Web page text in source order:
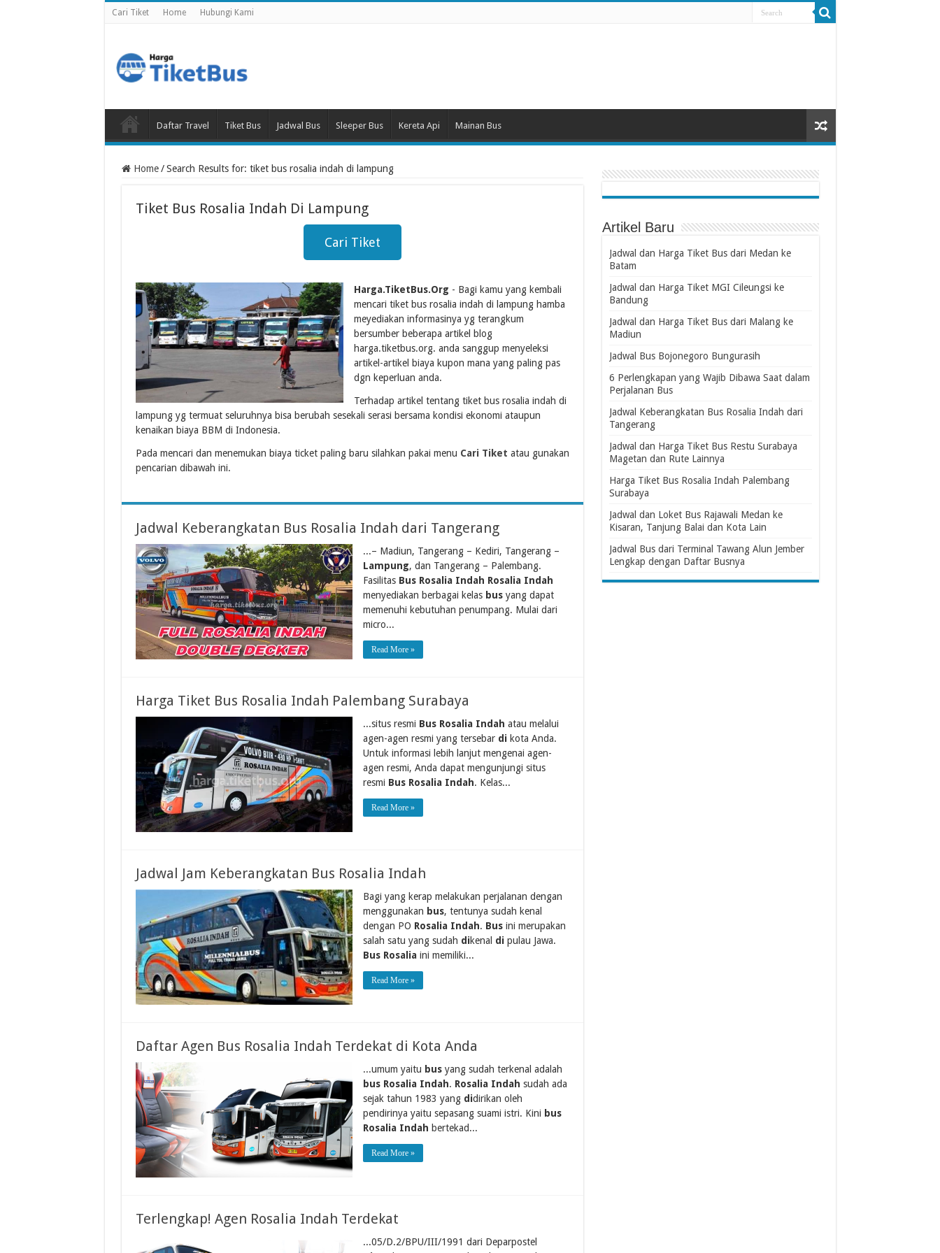
Cari Tiket Home Hubungi Kami
Daftar Travel Tiket Bus Jadwal Bus Sleeper Bus Kereta Api Mainan Bus
Home / Search Results for: tiket bus rosalia indah di lampung
Tiket Bus Rosalia Indah Di Lampung
Cari Tiket
Harga.TiketBus.Org - Bagi kamu yang kembali
mencari tiket bus rosalia indah di lampung hamba
meyediakan informasinya yg terangkum
bersumber beberapa artikel blog
harga.tiketbus.org. anda sanggup menyeleksi
artikel-artikel biaya kupon mana yang paling pas
dgn keperluan anda.
Terhadap artikel tentang tiket bus rosalia indah di
lampung yg termuat seluruhnya bisa berubah sesekali serasi bersama kondisi ekonomi ataupun
kenaikan biaya BBM di Indonesia.
Pada mencari dan menemukan biaya ticket paling baru silahkan pakai menu Cari Tiket atau gunakan
pencarian dibawah ini.
Jadwal Keberangkatan Bus Rosalia Indah dari Tangerang
...– Madiun, Tangerang – Kediri, Tangerang –
Lampung, dan Tangerang – Palembang.
Fasilitas Bus Rosalia Indah Rosalia Indah
menyediakan berbagai kelas busyang dapat
memenuhi kebutuhan penumpang. Mulai dari
micro...
Read More »
Harga Tiket Bus Rosalia Indah Palembang Surabaya
...situs resmi Bus Rosalia Indah atau melalui
agen-agen resmi yang tersebar dikota Anda.
Untuk informasi lebih lanjut mengenai agen-
agen resmi, Anda dapat mengunjungi situs
resmi Bus Rosalia Indah. Kelas...
Read More »
Jadwal Jam Keberangkatan Bus Rosalia Indah
Bagi yang kerap melakukan perjalanan dengan
menggunakan bus, tentunya sudah kenal
dengan PO Rosalia Indah. Busini merupakan
salah satu yang sudah dikenal dipulau Jawa.
Bus Rosaliaini memiliki...
Read More »
Daftar Agen Bus Rosalia Indah Terdekat di Kota Anda
...umum yaitu busyang sudah terkenal adalah
bus Rosalia Indah. Rosalia Indah sudah ada
sejak tahun 1983 yang didirikan oleh
pendirinya yaitu sepasang suami istri. Kini bus
Rosalia Indah bertekad...
Read More »
Terlengkap! Agen Rosalia Indah Terdekat
...05/D.2/BPU/III/1991 dari Deparpostel
Artikel Baru
Jadwal dan Harga Tiket Bus dari Medan ke
Batam
Jadwal dan Harga Tiket MGI Cileungsi ke
Bandung
Jadwal dan Harga Tiket Bus dari Malang ke
Madiun
Jadwal Bus Bojonegoro Bungurasih
6 Perlengkapan yang Wajib Dibawa Saat dalam
Perjalanan Bus
Jadwal Keberangkatan Bus Rosalia Indah dari
Tangerang
Jadwal dan Harga Tiket Bus Restu Surabaya
Magetan dan Rute Lainnya
Harga Tiket Bus Rosalia Indah Palembang
Surabaya
Jadwal dan Loket Bus Rajawali Medan ke
Kisaran, Tanjung Balai dan Kota Lain
Jadwal Bus dari Terminal Tawang Alun Jember
Lengkap dengan Daftar Busnya